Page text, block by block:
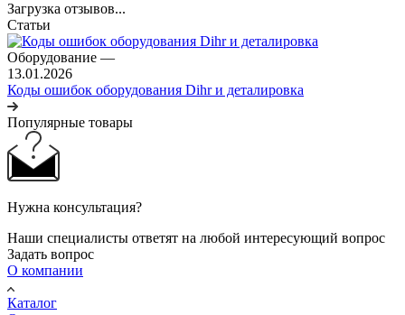
Загрузка отзывов...
Статьи
Оборудование —
13.01.2026
Коды ошибок оборудования Dihr и деталировка
Популярные товары
Нужна консультация?
Наши специалисты ответят на любой интересующий вопрос
Задать вопрос
О компании
Каталог